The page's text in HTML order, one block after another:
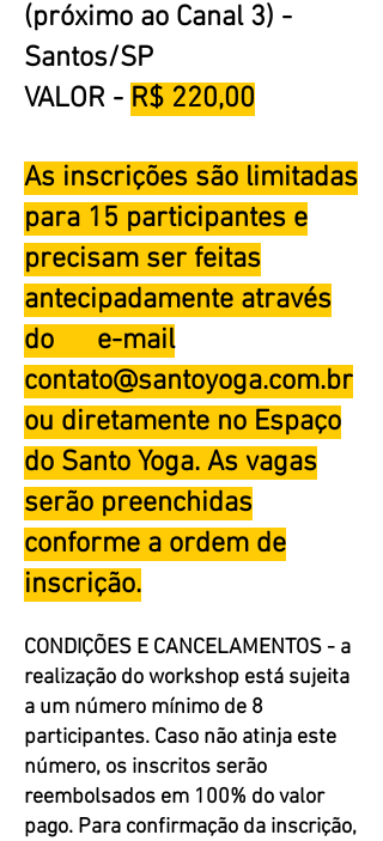
(próximo ao Canal 3) -
Santos/SP
VALOR - R$ 220,00
As inscrições são limitadas
para 15 participantes e
precisam ser feitas
antecipadamente através
do e-mail
contato@santoyoga.com.br
ou diretamente no Espaço
do Santo Yoga. As vagas
serão preenchidas
conforme a ordem de
inscrição.
CONDIÇÕES E CANCELAMENTOS - a
realização do workshop está sujeita
a um número mínimo de 8
participantes. Caso não atinja este
número, os inscritos serão
reembolsados em 100% do valor
pago. Para confirmação da inscrição,